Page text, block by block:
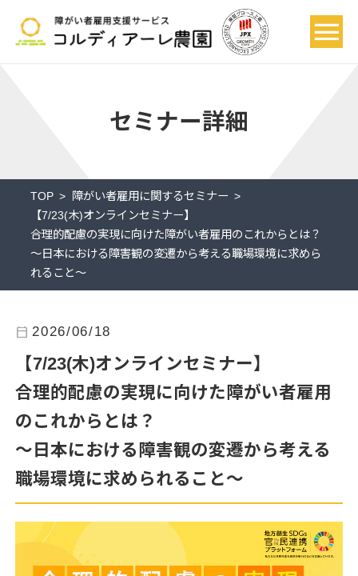
セミナー詳細
TOP
障がい者雇用に関するセミナー
【7/23(木)オンラインセミナー】
合理的配慮の実現に向けた障がい者雇用のこれからとは？
～日本における障害観の変遷から考える職場環境に求めら
れること～
calendar_today 2026/06/18
【7/23(木)オンラインセミナー】
合理的配慮の実現に向けた障がい者雇用
のこれからとは？
～日本における障害観の変遷から考える
職場環境に求められること～